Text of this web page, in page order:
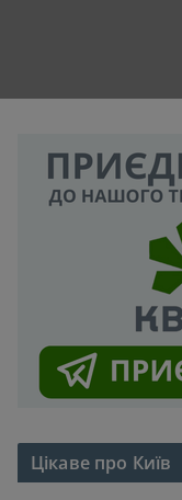
Цікаве про Київ